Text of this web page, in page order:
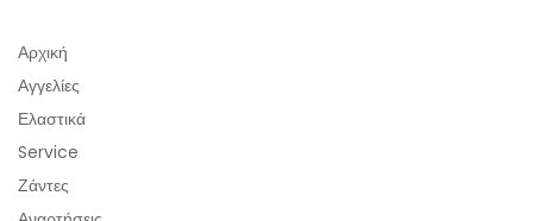
Αρχική
Αγγελίες
Ελαστικά
Service
Ζάντες